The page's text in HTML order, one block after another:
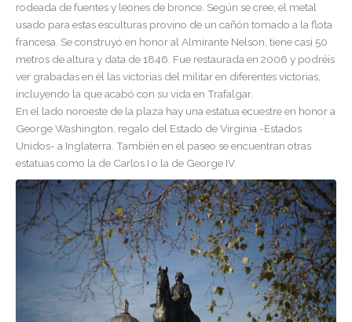
rodeada de fuentes y leones de bronce. Según se cree, el metal
usado para estas esculturas provino de un cañón tomado a la flota
francesa. Se construyó en honor al Almirante Nelson, tiene casi 50
metros de altura y data de 1846. Fue restaurada en 2006 y podréis
ver grabadas en él las victorias del militar en diferentes victorias,
incluyendo la que acabó con su vida en Trafalgar.
En el lado noroeste de la plaza hay una estatua ecuestre en honor a
George Washington, regalo del Estado de Virginia -Estados
Unidos- a Inglaterra. También en el paseo se encuentran otras
estatuas como la de Carlos I o la de George IV.